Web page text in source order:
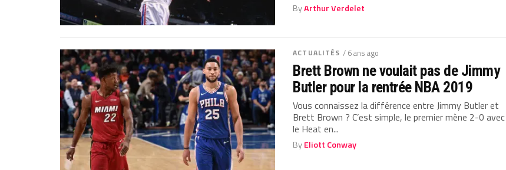
ByArthur Verdelet
ACTUALITÉS / 6 ans ago
Brett Brown ne voulait pas de Jimmy
Butler pour la rentrée NBA 2019
Vous connaissez la différence entre Jimmy Butler et
Brett Brown ? C’est simple, le premier mène 2-0 avec
le Heat en...
ByEliott Conway